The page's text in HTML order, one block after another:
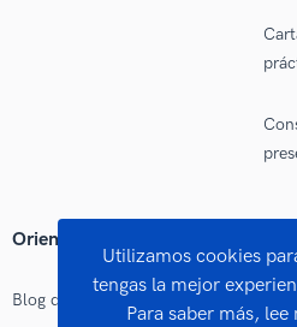
Orientación profesional
Blog de orientación profesional
Utilizamos cookies
tengas la mejor
Para saber más, lee